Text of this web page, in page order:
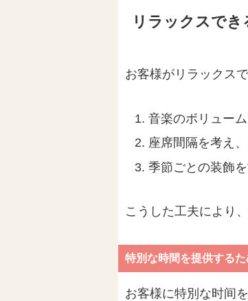
リラックスでき
お客様がリラックス
音楽のボリュー
座席間隔を考え
季節ごとの装飾
こうした工夫により
特別な時間を提供する
お客様に特別な时间